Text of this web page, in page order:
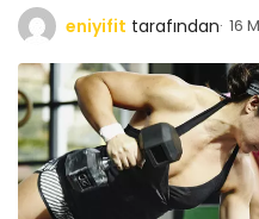
eniyifit tarafından 16